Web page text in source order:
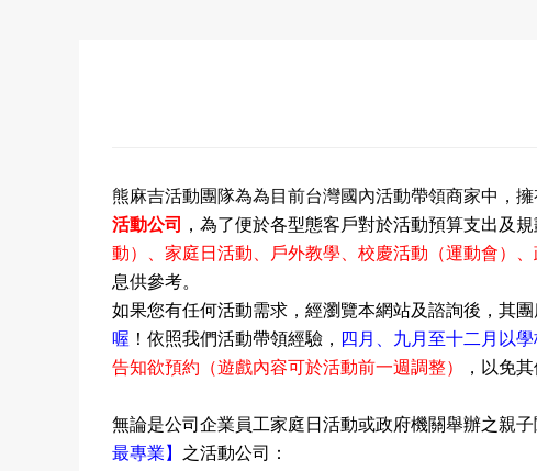
熊麻吉活動團隊為為目前台灣國內活動帶領商家中，擁
活動公司
， 為了便於各型態客戶對於活動預算支出及
動）
、家庭日活動 戶外教學 、校慶活動 （運動會）
息供參考。
如果您有任何活動需求，經瀏覽本網站及諮詢後，其
喔 ！依照我們活動帶領經驗， 四 月 九月 至十二月以
告知欲預約（遊戲內容可於活動前一週調整）
，以免
無論是公司企業員工家庭日活動或政府機關舉辦之親子
最專業 】 之活動公司：